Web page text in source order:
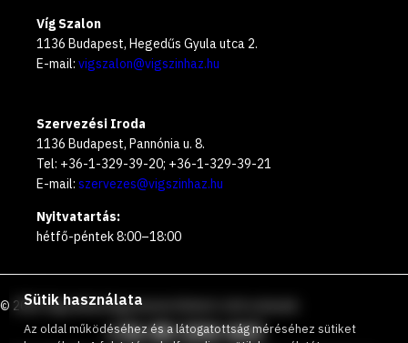
Víg Szalon
1136 Budapest, Hegedűs Gyula utca 2.
E-mail: vigszalon@vigszinhaz.hu
Szervezési Iroda
1136 Budapest, Pannónia u. 8.
Tel: +36-1-329-39-20; +36-1-329-39-21
E-mail: szervezes@vigszinhaz.hu
Nyitvatartás:
hétfő-péntek 8:00–18:00
© 2026 VígszínházIngyenesen hívható zöld számunk
+36 80 204 443
Sütik használata
Az oldal működéséhez és a látogatottság méréséhez sütiket